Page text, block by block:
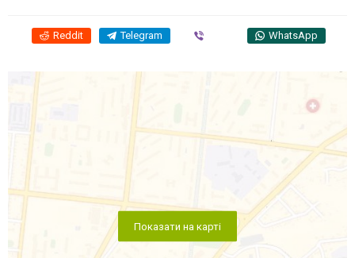
Reddit Telegram WhatsApp
Показати на карті